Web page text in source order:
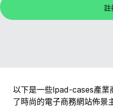
註
以下是一些Ipad-cases產業
了時尚的電子商務網站佈景